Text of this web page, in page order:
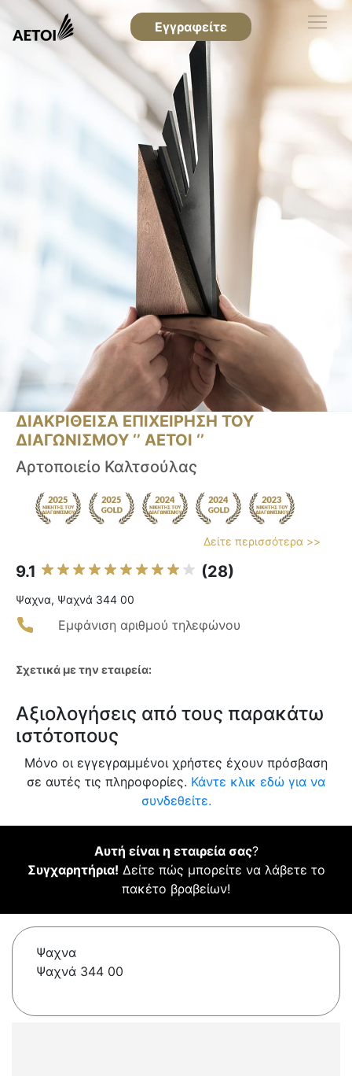
Εγγραφείτε
ΔΙΑΚΡΙΘΕΙΣΑ ΕΠΙΧΕΙΡΗΣΗ ΤΟΥ
ΔΙΑΓΩΝΙΣΜΟΥ ‘’ ΑΕΤΟΙ ‘’
Αρτοποιείο Καλτσούλας
Δείτε περισσότερα >>
9.1 (28)
Ψαχνα, Ψαχνά 344 00
Εμφάνιση αριθμού τηλεφώνου
Σχετικά με την εταιρεία:
Αξιολογήσεις από τους παρακάτω
ιστότοπους
Μόνο οι εγγεγραμμένοι χρήστες έχουν πρόσβαση
σε αυτές τις πληροφορίες. Κάντε κλικ εδώ για να
συνδεθείτε.
Αυτή είναι η εταιρεία σας?
Συγχαρητήρια! Δείτε πώς μπορείτε να λάβετε το
πακέτο βραβείων!
Ψαχνα
Ψαχνά 344 00